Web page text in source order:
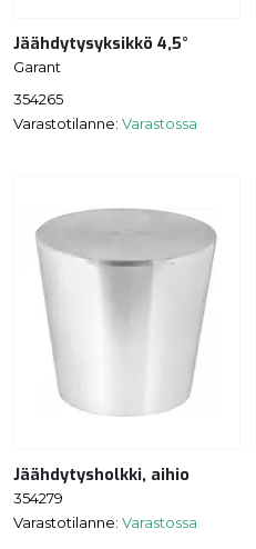
Jäähdytysyksikkö 4,5°
Garant
354265
Varastotilanne: Varastossa
Jäähdytysholkki, aihio
354279
Varastotilanne: Varastossa